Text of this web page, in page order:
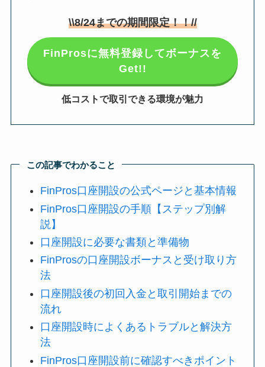
\\8/24までの期間限定！！//
FinProsに無料登録してボーナスを
Get!!
低コストで取引できる環境が魅力
この記事でわかること
FinPros口座開設の公式ページと基本情報
FinPros口座開設の手順【ステップ別解
説】
口座開設に必要な書類と準備物
FinProsの口座開設ボーナスと受け取り方
法
口座開設後の初回入金と取引開始までの
流れ
口座開設時によくあるトラブルと解決方
法
FinPros口座開設前に確認すべきポイント